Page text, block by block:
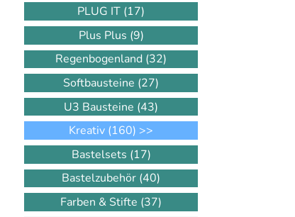
PLUG IT (17)
Plus Plus (9)
Regenbogenland (32)
Softbausteine (27)
U3 Bausteine (43)
Kreativ (160) >>
Bastelsets (17)
Bastelzubehör (40)
Farben & Stifte (37)